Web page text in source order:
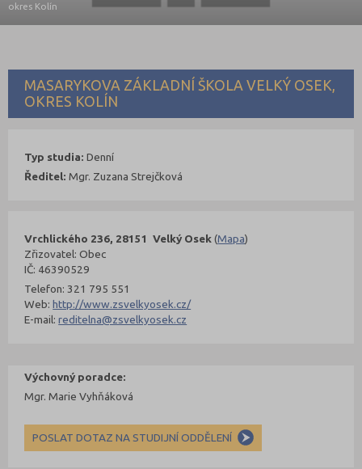
okres Kolín
MASARYKOVA ZÁKLADNÍ ŠKOLA VELKÝ OSEK,
OKRES KOLÍN
Vrchlického 236, 28151 Velký Osek(Mapa)
Zřizovatel: Obec
IČ: 46390529
Telefon: 321 795 551
Web:http://www.zsvelkyosek.cz/
E-mail:reditelna@zsvelkyosek.cz
Typ studia: Denní
Ředitel: Mgr. Zuzana Strejčková
Výchovný poradce:
Mgr. Marie Vyhňáková
POSLAT DOTAZ NA STUDIJNÍ ODDĚLENÍ